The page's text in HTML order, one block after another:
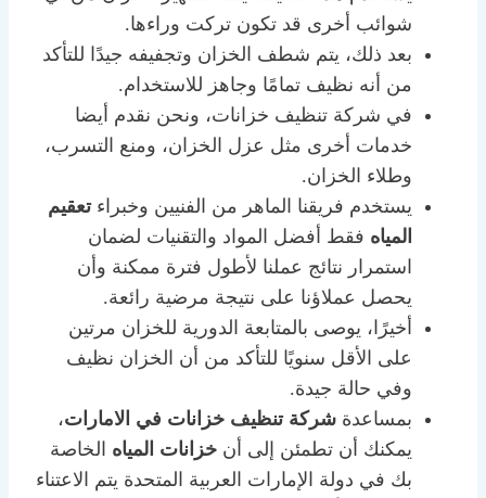
شوائب أخرى قد تكون تركت وراءها.
بعد ذلك، يتم شطف الخزان وتجفيفه جيدًا للتأكد
من أنه نظيف تمامًا وجاهز للاستخدام.
في شركة تنظيف خزانات، ونحن نقدم أيضا
خدمات أخرى مثل عزل الخزان، ومنع التسرب،
وطلاء الخزان.
يستخدم فريقنا الماهر من الفنيين وخبراءتعقيم
المياه فقط أفضل المواد والتقنيات لضمان
استمرار نتائج عملنا لأطول فترة ممكنة وأن
يحصل عملاؤنا على نتيجة مرضية رائعة.
أخيرًا، يوصى بالمتابعة الدورية للخزان مرتين
على الأقل سنويًا للتأكد من أن الخزان نظيف
وفي حالة جيدة.
بمساعدة شركة تنظيف خزانات في الامارات،
يمكنك أن تطمئن إلى أن خزانات المياه الخاصة
بك في دولة الإمارات العربية المتحدة يتم الاعتناء